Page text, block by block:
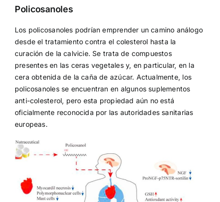
Policosanoles
Los policosanoles podrían emprender un camino análogo
desde el tratamiento contra el colesterol hasta la
curación de la calvicie. Se trata de compuestos
presentes en las ceras vegetales y, en particular, en la
cera obtenida de la caña de azúcar. Actualmente, los
policosanoles se encuentran en algunos suplementos
anti-colesterol, pero esta propiedad aún no está
oficialmente reconocida por las autoridades sanitarias
europeas.